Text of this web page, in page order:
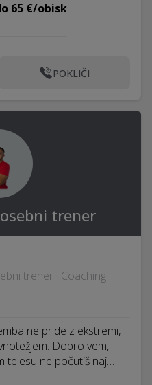
65 €/obisk
POKLIČI
trener
trener · Coaching
ne pride z ekstremi,
Dobro vem,
telesu ne počutiš naj…